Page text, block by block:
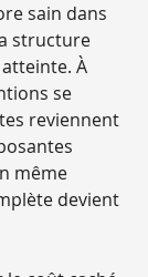
sain dans
structure
À
se
reviennent
même
devient